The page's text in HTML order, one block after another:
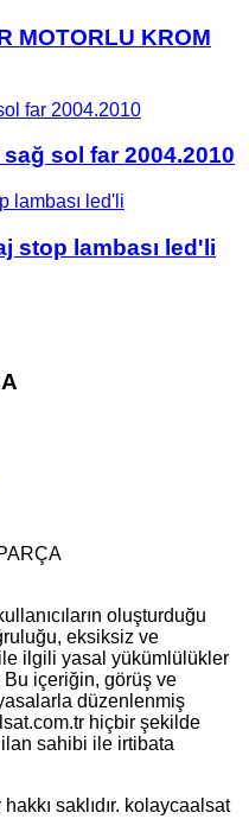
MOTORLU KROM
sol far 2004.2010
stop lambası led'li
oluşturduğu
eksiksiz ve
ilgili yasal yükümlülükler
Bu içeriğin, görüş ve
düzenlenmiş
hiçbir şekilde
sahibi ile irtibata
saklıdır. kolaycaalsat